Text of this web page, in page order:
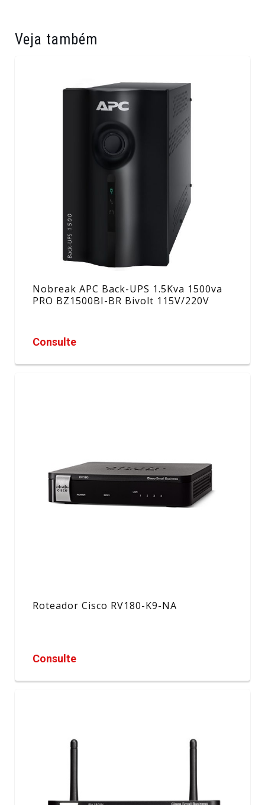
Veja também
Nobreak APC Back-UPS 1.5Kva 1500va
PRO BZ1500BI-BR Bivolt 115V/220V
Consulte
Roteador Cisco RV180-K9-NA
Consulte